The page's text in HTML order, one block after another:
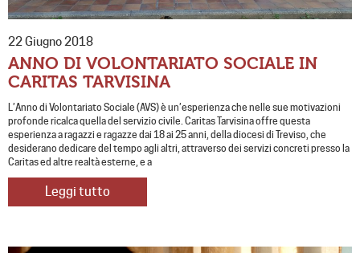
22 Giugno 2018
ANNO DI VOLONTARIATO SOCIALE IN
CARITAS TARVISINA
L’Anno di Volontariato Sociale (AVS) è un’esperienza che nelle sue motivazioni
profonde ricalca quella del servizio civile. Caritas Tarvisina offre questa
esperienza a ragazzi e ragazze dai 18 ai 25 anni, della diocesi di Treviso, che
desiderano dedicare del tempo agli altri, attraverso dei servizi concreti presso la
Caritas ed altre realtà esterne, e a
Leggi tutto